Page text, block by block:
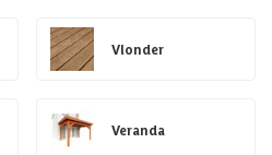
Vlonder
Veranda